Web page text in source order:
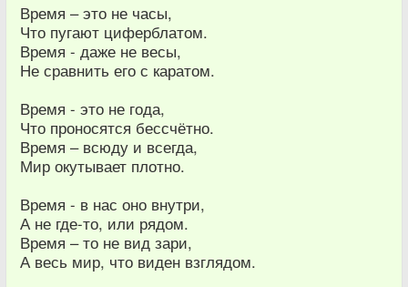
Время – это не часы,
Что пугают циферблатом.
Время - даже не весы,
Не сравнить его с каратом.
Время - это не года,
Что проносятся бессчётно.
Время – всюду и всегда,
Мир окутывает плотно.
Время - в нас оно внутри,
А не где-то, или рядом.
Время – то не вид зари,
А весь мир, что виден взглядом.